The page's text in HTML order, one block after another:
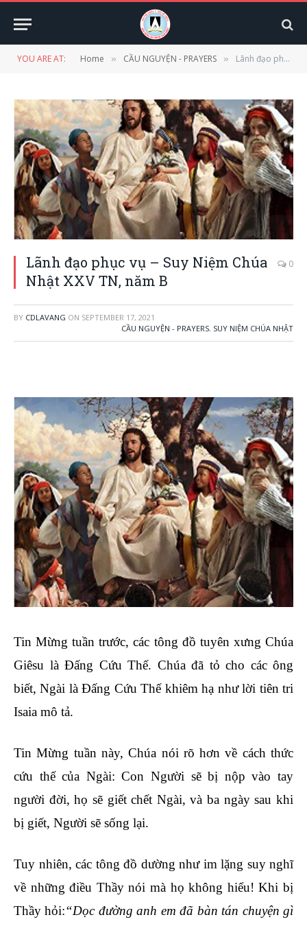
YOU ARE AT: Home » CẦU NGUYỆN - PRAYERS » Lãnh đạo phục vụ – Suy Niệm Chúa Nhật XXV TN, năm B
Lãnh đạo phục vụ – Suy Niệm Chúa
Nhật XXV TN, năm B
0
BY CDLAVANG ON SEPTEMBER 17, 2021
CẦU NGUYỆN - PRAYERS, SUY NIỆM CHÚA NHẬT
Tin Mừng tuần trước, các tông đồ tuyên xưng Chúa
Giêsu là Đấng Cứu Thế. Chúa đã tỏ cho các ông
biết, Ngài là Đấng Cứu Thế khiêm hạ như lời tiên tri
Isaia mô tả.
Tin Mừng tuần này, Chúa nói rõ hơn về cách thức
cứu thế của Ngài: Con Người sẽ bị nộp vào tay
người đời, họ sẽ giết chết Ngài, và ba ngày sau khi
bị giết, Người sẽ sống lại.
Tuy nhiên, các tông đồ dường như im lặng suy nghĩ
về những điều Thầy nói mà họ không hiểu! Khi bị
Thầy hỏi:“Dọc đường anh em đã bàn tán chuyện gì